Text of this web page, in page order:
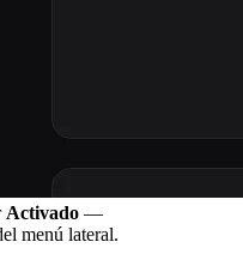
Activado —
menú lateral.